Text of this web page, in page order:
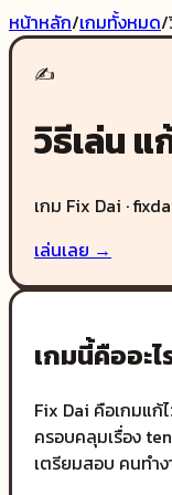
หน้าหลัก/เกมทั้งหมด/
✍️
วิธีเล่นแ
เกม Fix Dai ·
เล่นเลย →
เกมนี้คืออะไ
Fix Dai คือเกมแก้
ครอบคลุมเรื่อง
เตรียมสอบ คนทำ